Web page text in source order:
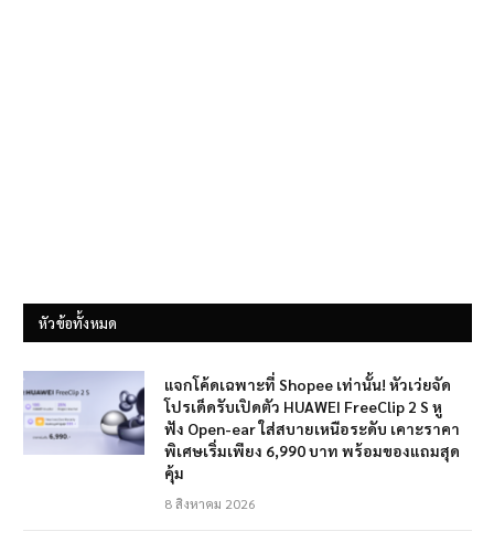
หัวข้อทั้งหมด
แจกโค้ดเฉพาะที่ Shopee เท่านั้น! หัวเว่ยจัด
โปรเด็ดรับเปิดตัว HUAWEI FreeClip 2 S หู
ฟัง Open-ear ใส่สบายเหนือระดับ เคาะราคา
พิเศษเริ่มเพียง 6,990 บาท พร้อมของแถมสุด
คุ้ม
8 สิงหาคม 2026